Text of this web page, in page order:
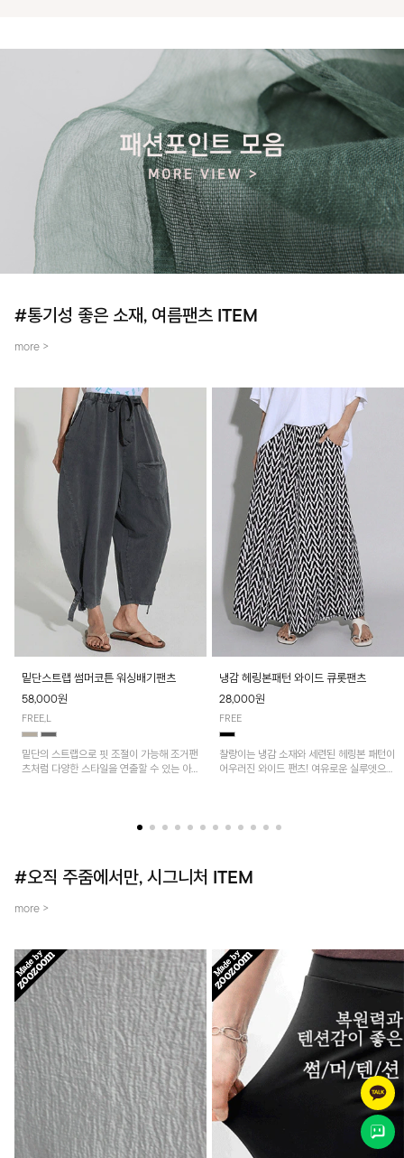
#통기성 좋은 소재, 여름팬츠 ITEM
more >
밑단스트랩 썸머코튼 워싱배기팬츠
58,000원
FREE,L
밑단의 스트랩으로 핏 조절이 가능해 조거팬
츠처럼 다양한 스타일을 연출할 수 있는 아
냉감 헤링본패턴 와이드 큐롯팬츠
28,000원
FREE
찰랑이는 냉감 소재와 세련된 헤링본 패턴이
어우러진 와이드 팬츠! 여유로운 실루엣으로
#오직 주줌에서만, 시그니처 ITEM
more >